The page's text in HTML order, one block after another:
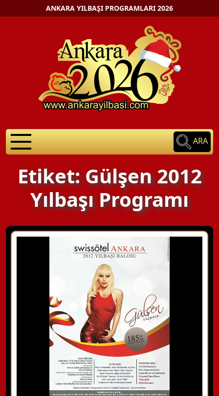
ANKARA YILBAŞI PROGRAMLARI 2026
ARA
Etiket: Gülşen 2012
Yılbaşı Programı